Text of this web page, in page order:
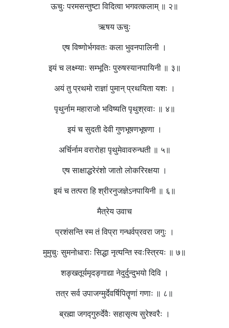
ऊचुः परमसन्तुष्टा विदित्वा भगवत्कलाम् ॥ २॥
ऋषय ऊचुः
एष विष्णोर्भगवतः कला भुवनपालिनी ।
इयं च लक्ष्म्याः सम्भूतिः पुरुषस्यानपायिनी ॥ ३॥
अयं तु प्रथमो राज्ञां पुमान् प्रथयिता यशः ।
पृथुर्नाम महाराजो भविष्यति पृथुश्रवाः ॥ ४॥
इयं च सुदती देवी गुणभूषणभूषणा ।
अर्चिर्नाम वरारोहा पृथुमेवावरुन्धती ॥ ५॥
एष साक्षाद्धरेरंशो जातो लोकरिरक्षया ।
इयं च तत्परा हि श्रीरनुजज्ञेऽनपायिनी ॥ ६॥
मैत्रेय उवाच
प्रशंसन्ति स्म तं विप्रा गन्धर्वप्रवरा जगुः ।
मुमुचुः सुमनोधाराः सिद्धा नृत्यन्ति स्वःस्त्रियः ॥ ७॥
शङ्खतूर्यमृदङ्गाद्या नेदुर्दुन्दुभयो दिवि ।
तत्र सर्व उपाजग्मुर्देवर्षिपितॄणां गणाः ॥ ८॥
ब्रह्मा जगद्गुरुर्देवैः सहासृत्य सुरेश्वरैः ।